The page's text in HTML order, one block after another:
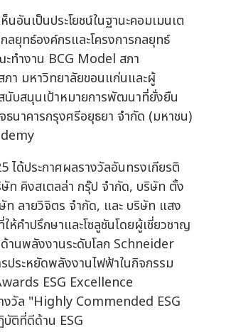
อันเป็นประโยชน์ในฐานะคอมเมนเต
ยุทธ์องค์กรและโครงการกลยุทธ์
ำงาน BCG Model สภา
า มหาวิทยาลัยขอนแก่นและผู้
นับสนุนเป้าหมายการพัฒนาที่ยั่งยืน
นาคารกรุงศรีอยุธยา จำกัด (มหาชน)
ได้ประกาศผลรางวัลอันทรงเกียรติ
ท คิงสเตลล่า กรุ๊ป จำกัด, บริษัท ตั้ง
ลายวิจิตร จำกัด, และ บริษัท แสง
คำปรึกษาและโซลูชันโดยผู้เชี่ยวชาญ
นพลังงานระดับโลก Schneider
ประหยัดพลังงานไฟฟ้าในกิจกรรม
ESG Excellence
วัล "Highly Commended ESG
บัติที่ดีด้าน ESG